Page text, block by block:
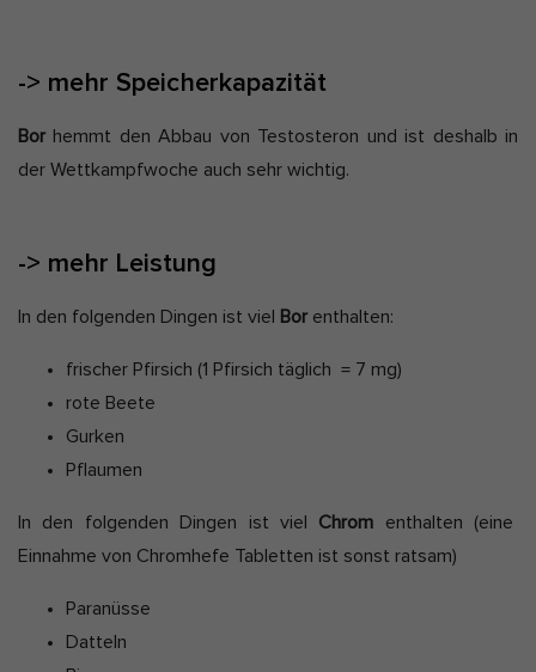
-> mehr Speicherkapazität
Borhemmt den Abbau von Testosteron und ist deshalb in
der Wettkampfwoche auch sehr wichtig.
-> mehr Leistung
In den folgenden Dingen ist viel Borenthalten:
frischer Pfirsich (1 Pfirsich täglich = 7 mg)
rote Beete
Gurken
Pflaumen
In den folgenden Dingen ist viel Chrom enthalten (eine
Einnahme von Chromhefe Tabletten ist sonst ratsam)
Paranüsse
Datteln